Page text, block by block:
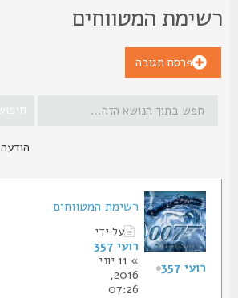
המטווחים
פרסם תגובה
הודעה אחת
רשימת המטווחים
על ידי
רועי 357
» 11 יוני
2016,
07:26